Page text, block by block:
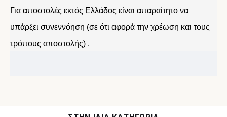
Για αποστολές εκτός Ελλάδος είναι απαραίτητο να
υπάρξει συνεννόηση (σε ότι αφορά την χρέωση και τους
τρόπους αποστολής) .